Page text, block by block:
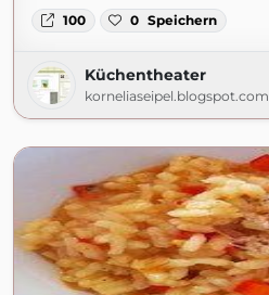
100 0 Speichern
Küchentheater
korneliaseipel.blogspot.com